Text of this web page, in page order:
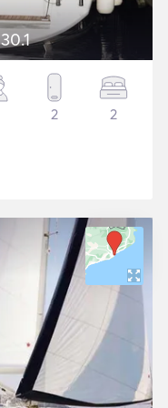
2 2